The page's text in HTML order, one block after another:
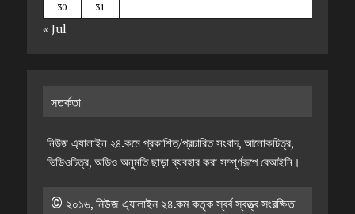
30
31
« Jul
সতর্কতা
নিউজ এ্যালাইন ২৪.কমে প্রকাশিত/প্রচারিত সংবাদ, আলোকচিত্র,
ভিডিওচিত্র, অডিও অনুমতি ছাড়া ব্যবহার করা সম্পূর্ণরূপে বেআইনি।
© ২০১৬, নিউজ এ্যালাইন ২৪.কম কতৃক স্বর্ব স্বত্ত্ব সংরক্ষিত